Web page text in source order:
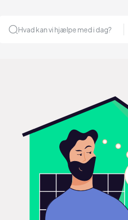
Hvad kan vi hjælpe med i dag?